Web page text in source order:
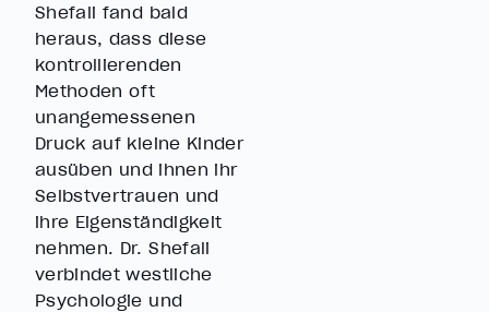
Shefali fand bald
heraus, dass diese
kontrollierenden
Methoden oft
unangemessenen
Druck auf kleine Kinder
ausüben und ihnen ihr
Selbstvertrauen und
ihre Eigenständigkeit
nehmen. Dr. Shefali
verbindet westliche
Psychologie und